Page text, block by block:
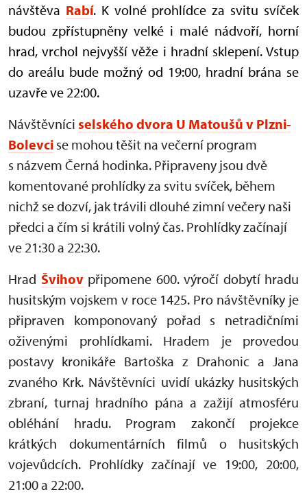
návštěva Rabí. K volné prohlídce za svitu svíček
budou zpřístupněny velké i malé nádvoří, horní
hrad, vrchol nejvyšší věže i hradní sklepení. Vstup
do areálu bude možný od 19:00, hradní brána se
uzavře ve 22:00.
Návštěvníci selského dvora U Matoušů v Plzni-
Bolevci se mohou těšit na večerní program
s názvem Černá hodinka. Připraveny jsou dvě
komentované prohlídky za svitu svíček, během
nichž se dozví, jak trávili dlouhé zimní večery naši
předci a čím si krátili volný čas. Prohlídky začínají
ve 21:30 a 22:30.
Hrad Švihovpřipomene 600. výročí dobytí hradu
husitským vojskem v roce 1425. Pro návštěvníky je
připraven komponovaný pořad s netradičními
oživenými prohlídkami. Hradem je provedou
postavy kronikáře Bartoška z Drahonic a Jana
zvaného Krk. Návštěvníci uvidí ukázky husitských
zbraní, turnaj hradního pána a zažijí atmosféru
obléhání hradu. Program zakončí projekce
krátkých dokumentárních filmů o husitských
vojevůdcích. Prohlídky začínají ve 19:00, 20:00,
21:00 a 22:00.